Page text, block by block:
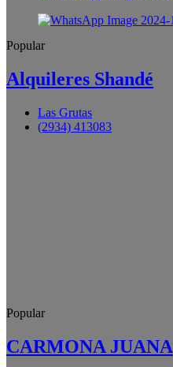
Popular
Alquileres Shandé
Las Grutas
(2934) 413083
Popular
CARMONA JUANA